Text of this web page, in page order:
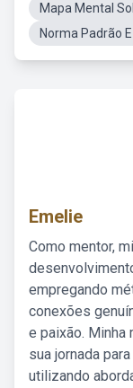
Mapa Mental
Norma Padrão
Emelie
Como mentor,
empregando
conexões
e paixão.
sua jornada
utilizando